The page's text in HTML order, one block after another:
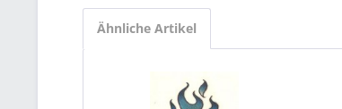
Ähnliche Artikel